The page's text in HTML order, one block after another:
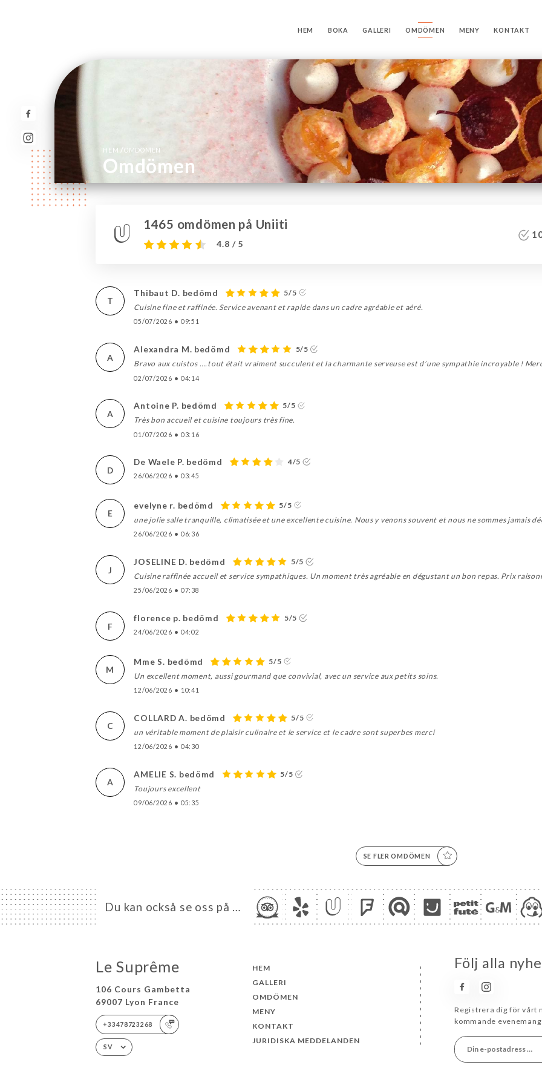
HEM BOKA GALLERI OMDÖMEN MENY KONTAKT
HEM/OMDÖMEN
Omdömen
1465 omdömen på Uniiti
4.8 / 5
T
Thibaut D. bedömd
5/5
Cuisine fine et raffinée. Service avenant et rapide dans un cadre agréable et aéré.
05/07/2026 • 09:51
A
Alexandra M. bedömd
5/5
Bravo aux cuistos ….tout était vraiment succulent et la charmante serveuse est d’une sympathie incroyable !
02/07/2026 • 04:14
A
Antoine P. bedömd
5/5
Très bon accueil et cuisine toujours très fine.
01/07/2026 • 03:16
D
De Waele P. bedömd 4/5
26/06/2026 • 03:45
E
evelyne r. bedömd
5/5
une jolie salle tranquille, climatisée et une excellente cuisine. Nous y venons souvent et nous ne sommes jamais
26/06/2026 • 06:36
J
JOSELINE D. bedömd
5/5
Cuisine raffinée accueil et service sympathiques. Un moment très agréable en dégustant un bon repas. Prix
25/06/2026 • 07:38
F
florence p. bedömd 5/5
24/06/2026 • 04:02
M
Mme S. bedömd
5/5
Un excellent moment, aussi gourmand que convivial, avec un service aux petits soins.
12/06/2026 • 10:41
C
COLLARD A. bedömd
5/5
un véritable moment de plaisir culinaire et le service et le cadre sont superbes merci
12/06/2026 • 04:30
A
AMELIE S. bedömd
5/5
Toujours excellent
09/06/2026 • 05:35
SE FLER OMDÖMEN
Du kan också se oss på …
Le Suprême
106 Cours Gambetta
69007 Lyon France
+33478723268
SV
HEM
GALLERI
OMDÖMEN
MENY
KONTAKT
JURIDISKA MEDDELANDEN
Följ alla
Registrera dig för vårt
kommande